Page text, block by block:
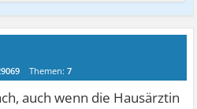
Themen:7
auch wenn die Hausärztin